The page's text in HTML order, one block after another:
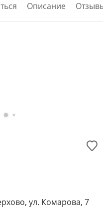
Описание
ул. Комарова, 7